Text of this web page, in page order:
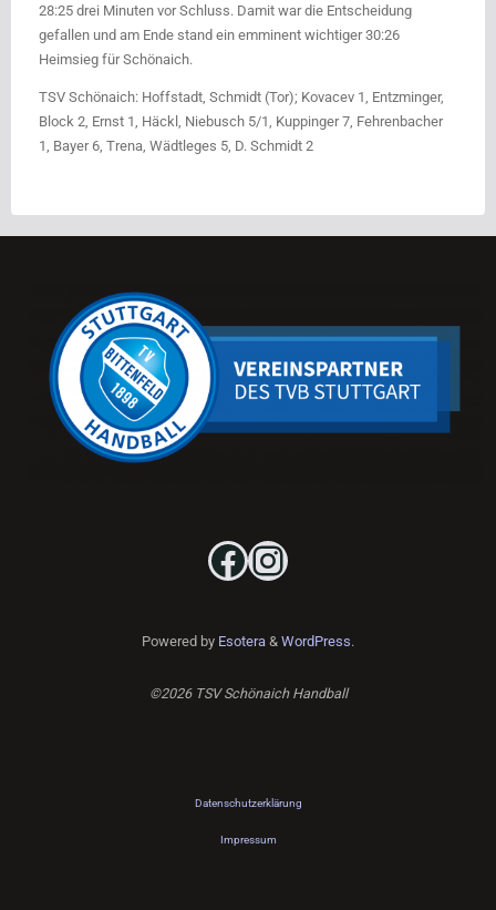
28:25 drei Minuten vor Schluss. Damit war die Entscheidung
gefallen und am Ende stand ein emminent wichtiger 30:26
Heimsieg für Schönaich.
TSV Schönaich: Hoffstadt, Schmidt (Tor); Kovacev 1, Entzminger,
Block 2, Ernst 1, Häckl, Niebusch 5/1, Kuppinger 7, Fehrenbacher
1, Bayer 6, Trena, Wädtleges 5, D. Schmidt 2
Facebook
Instagram
Powered by Esotera & WordPress.
©2026 TSV Schönaich Handball
Datenschutzerklärung
Impressum